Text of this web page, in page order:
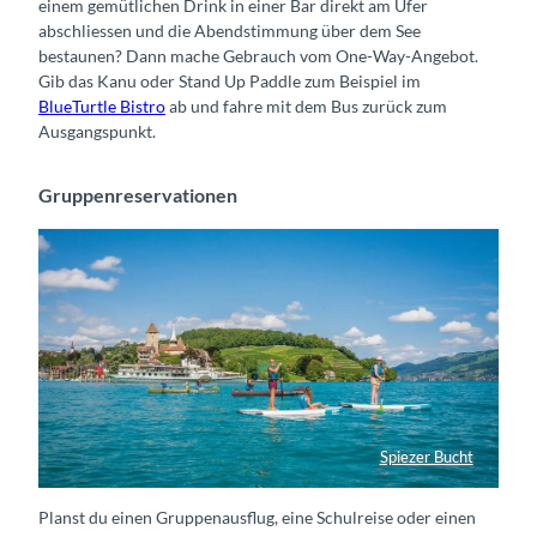
einem gemütlichen Drink in einer Bar direkt am Ufer
abschliessen und die Abendstimmung über dem See
bestaunen? Dann mache Gebrauch vom One-Way-Angebot.
Gib das Kanu oder Stand Up Paddle zum Beispiel im
BlueTurtle Bistroab und fahre mit dem Bus zurück zum
Ausgangspunkt.
Gruppenreservationen
Spiezer Bucht
Stand-up-Paddeln auf dem Kanuweg Thunersee
Planst du einen Gruppenausflug, eine Schulreise oder einen